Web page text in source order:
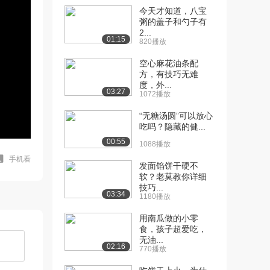
手机看
01:15
今天才知道，八宝
粥的盖子和勺子有
2...
820播放
03:27
空心麻花油条配
方，有技巧无难
度，外...
1072播放
00:55
“无糖汤圆”可以放心
吃吗？隐藏的健...
1088播放
03:34
发面馅饼干硬不
软？老莫教你详细
技巧...
1180播放
02:16
用南瓜做的小零
食，孩子超爱吃，
无油...
770播放